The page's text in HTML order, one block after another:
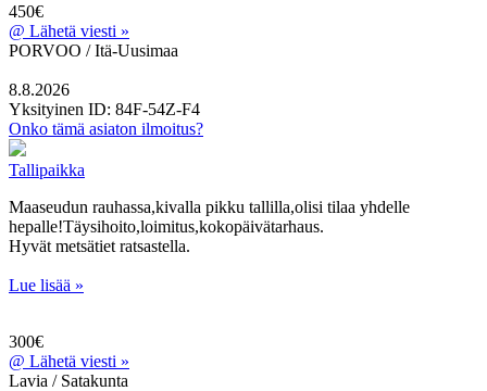
450€
@ Lähetä viesti »
PORVOO / Itä-Uusimaa
8.8.2026
Yksityinen ID: 84F-54Z-F4
Onko tämä asiaton ilmoitus?
Tallipaikka
Maaseudun rauhassa,kivalla pikku tallilla,olisi tilaa yhdelle
hepalle!Täysihoito,loimitus,kokopäivätarhaus.
Hyvät metsätiet ratsastella.
Lue lisää »
300€
@ Lähetä viesti »
Lavia / Satakunta